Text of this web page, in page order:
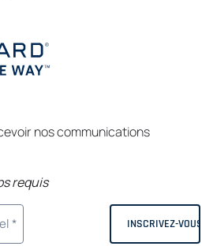
nos communications
requis